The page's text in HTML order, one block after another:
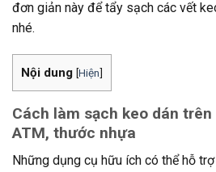
đơn giản này để tẩy sạch các vết
nhé.
Nội dung [Hiện]
Cách làm sạch keo dán
ATM, thước nhựa
Những dụng cụ hữu ích có thể hỗ